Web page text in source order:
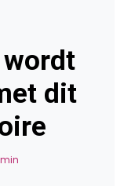
wordt
dit